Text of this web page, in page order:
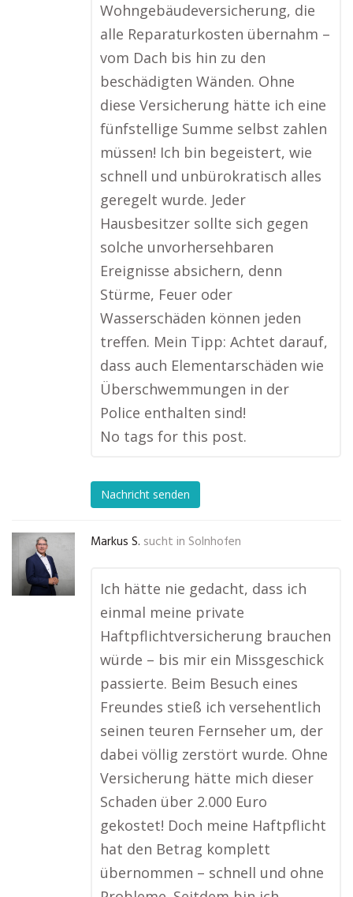
Wohngebäudeversicherung, die
alle Reparaturkosten übernahm –
vom Dach bis hin zu den
beschädigten Wänden. Ohne
diese Versicherung hätte ich eine
fünfstellige Summe selbst zahlen
müssen! Ich bin begeistert, wie
schnell und unbürokratisch alles
geregelt wurde. Jeder
Hausbesitzer sollte sich gegen
solche unvorhersehbaren
Ereignisse absichern, denn
Stürme, Feuer oder
Wasserschäden können jeden
treffen. Mein Tipp: Achtet darauf,
dass auch Elementarschäden wie
Überschwemmungen in der
Police enthalten sind!
No tags for this post.
Nachricht senden
Markus S. sucht in Solnhofen
Ich hätte nie gedacht, dass ich
einmal meine private
Haftpflichtversicherung brauchen
würde – bis mir ein Missgeschick
passierte. Beim Besuch eines
Freundes stieß ich versehentlich
seinen teuren Fernseher um, der
dabei völlig zerstört wurde. Ohne
Versicherung hätte mich dieser
Schaden über 2.000 Euro
gekostet! Doch meine Haftpflicht
hat den Betrag komplett
übernommen – schnell und ohne